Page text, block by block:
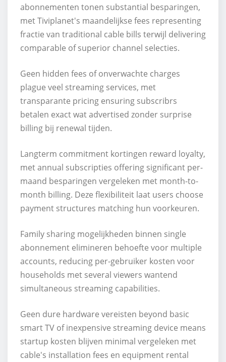
abonnementen tonen substantial besparingen,
met Tiviplanet's maandelijkse fees representing
fractie van traditional cable bills terwijl delivering
comparable of superior channel selecties.
Geen hidden fees of onverwachte charges
plague veel streaming services, met
transparante pricing ensuring subscribrs
betalen exact wat advertised zonder surprise
billing bij renewal tijden.
Langterm commitment kortingen reward loyalty,
met annual subscripties offering significant per-
maand besparingen vergeleken met month-to-
month billing. Deze flexibiliteit laat users choose
payment structures matching hun voorkeuren.
Family sharing mogelijkheden binnen single
abonnement elimineren behoefte voor multiple
accounts, reducing per-gebruiker kosten voor
households met several viewers wantend
simultaneous streaming capabilities.
Geen dure hardware vereisten beyond basic
smart TV of inexpensive streaming device means
startup kosten blijven minimal vergeleken met
cable's installation fees en equipment rental